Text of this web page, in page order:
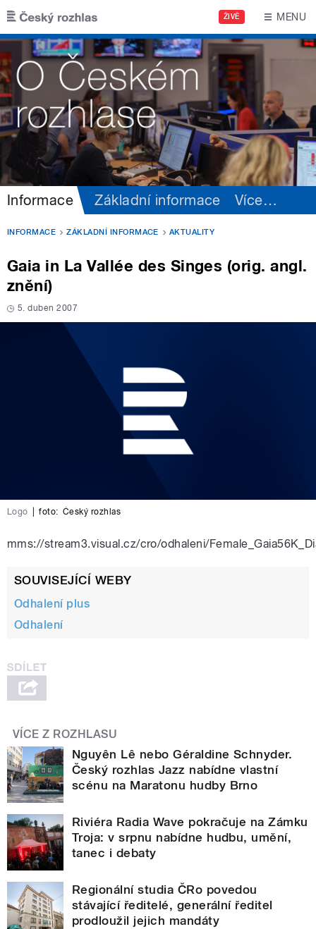
Přejít k hlavnímu obsahu
ŽIVĚ MENU
Informace Základní informace Více…
INFORMACE ZÁKLADNÍ INFORMACE AKTUALITY
Gaia in La Vallée des Singes (orig. angl.
znění)
5. duben 2007
Logo foto: Český rozhlas
mms://stream3.visual.cz/cro/odhaleni/
SOUVISEJÍCÍ WEBY
Odhalení plus
Odhalení
VÍCE Z ROZHLASU
Nguyên Lê nebo Géraldine Schnyder.
Český rozhlas Jazz nabídne vlastní
scénu na Maratonu hudby Brno
Riviéra Radia Wave pokračuje na Zámku
Troja: v srpnu nabídne hudbu, umění,
tanec i debaty
Regionální studia ČRo povedou
stávající ředitelé, generální ředitel
prodloužil jejich mandáty